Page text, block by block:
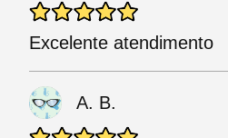
Excelente atendimento
A. B.